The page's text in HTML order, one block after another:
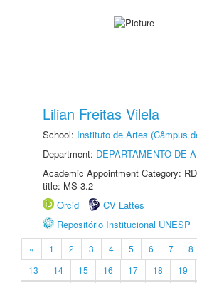
Lilian Freitas Vilela
School: Instituto de Artes (Câmpus
Department: DEPARTAMENTO DE
Academic Appointment Category:
title: MS-3.2
Orcid
CV Lattes
Repositório Institucional UNESP
« 1 2 3 4 5 6 7 8
13
14 15 16 17 18 19